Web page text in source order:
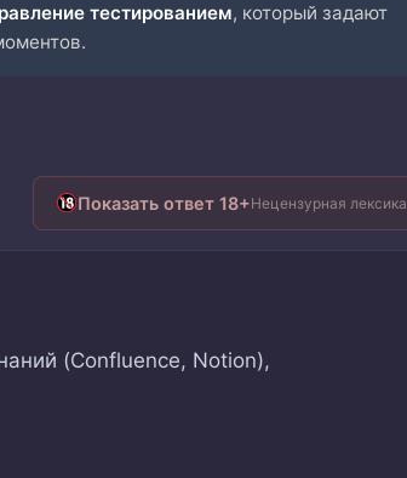
тестированием, который задают
(Confluence, Notion),
Показать ответ 18+Нецензурная лексика